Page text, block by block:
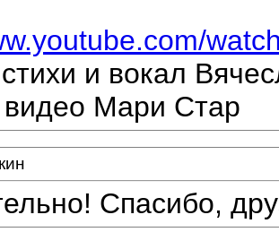
и вокал
Мари Стар
Спасибо,